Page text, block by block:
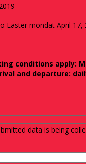
Easter mondat April 17,
conditions apply:
and departure:
data is being